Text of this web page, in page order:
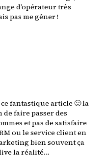
d’opérateur très
pas me gêner !
fantastique article 🙂 la
de faire passer des
et pas de satisfaire
ou le service client en
bien souvent ça
la réalité…